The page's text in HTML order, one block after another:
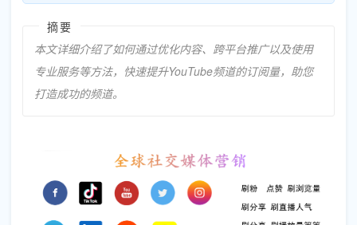
摘要
本文详细介绍了如何通过优化内容、跨平台推广以及使用
专业服务等方法，快速提升YouTube频道的订阅量，助您
打造成功的频道。